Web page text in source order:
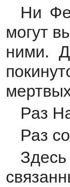
Ни
могут
ними.
Раз
Раз